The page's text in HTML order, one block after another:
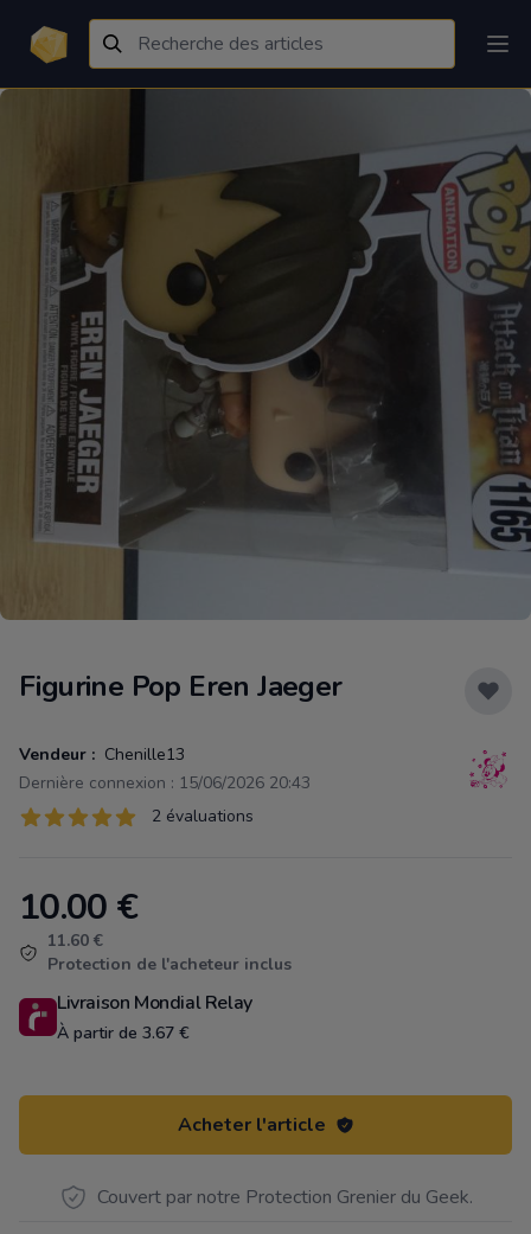
Figurine Pop Eren Jaeger
Vendeur : Chenille13
Dernière connexion : 15/06/2026 20:43
Évaluations
2 sur 5 étoiles 2 évaluations
Product information
10.00 €
11.60 €
Protection de l'acheteur inclus
Livraison Mondial Relay
À partir de 3.67 €
Acheter l'article
Couvert par notre Protection Grenier du Geek.